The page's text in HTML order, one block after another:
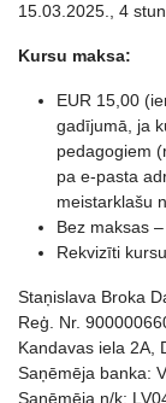
15.03.2025., 4
Kursu maksa:
EUR 15,00
gadījumā, ja
pedagogiem
pa e-pasta
meistarklašu
Bez maksas
Rekvizīti
Staņislava Broka
Reģ. Nr.
Kandavas iela 2A,
Saņēmēja banka:
Saņēmēja n/k: